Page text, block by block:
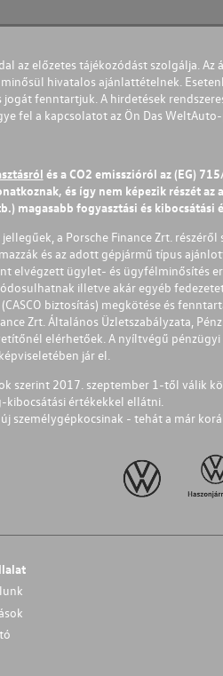
az előzetes tájékozódást szolgálja.
hivatalos ajánlattételnek.
fenntartjuk. A hirdetések
fel a kapcsolatot az Ön Das
és a CO2 emisszióról az (EG)
és így nem képezik részét
magasabb fogyasztási és kibocsátási
a Porsche Finance Zrt.
és az adott gépjármű típus
elvégzett ügylet- és ügyfélminősítés
illetve akár egyéb
biztosítás) megkötése és
Zrt. Általános Üzletszabályzata,
elérhetőek. A nyíltvégű
jár el.
szerint 2017. szeptember 1-től
kibocsátási értékekkel ellátni.
személygépkocsinak - tehát a már